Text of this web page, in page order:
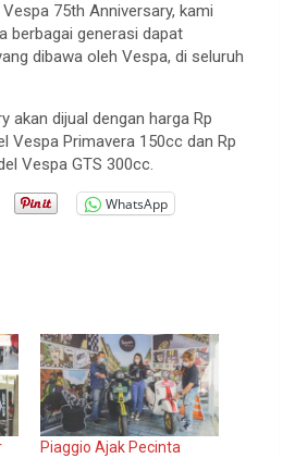
75th Anniversary, kami
berbagai generasi dapat
dibawa oleh Vespa, di seluruh
akan dijual dengan harga Rp
Vespa Primavera 150cc dan Rp
Vespa GTS 300cc.
WhatsApp
Piaggio Ajak Pecinta